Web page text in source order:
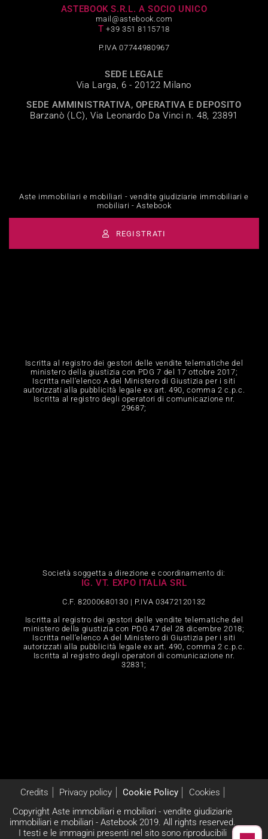
ASTEBOOK S.R.L. A SOCIO UNICO
mail@astebook.com
T +39 351 8115718
P.IVA 07744980967
SEDE LEGALE
Via Larga, 6 - 20122 Milano
SEDE AMMINISTRATIVA, OPERATIVA E DEPOSITO
Barzanò (LC), Via Leonardo Da Vinci n. 48, 23891
Aste immobiliari e mobiliari - vendite giudiziarie immobiliari e
mobiliari - Astebook
REGISTRATI
Iscritta al registro dei gestori delle vendite telematiche del
ministero della giustizia con PDG 7 del 17 ottobre 2017;
Iscritta nell‘elenco A del Ministero di Giustizia per i siti
autorizzati alla pubblicità legale ex art. 490, comma 2 c.p.c.
Iscritta al registro degli operatori di comunicazione nr.
29687;
Società soggetta a direzione e coordinamento di:
IG. VT. EXPO ITALIA SRL
C.F. 82000680130 | P.IVA 03472120132
Iscritta al registro dei gestori delle vendite telematiche del
ministero della giustizia con PDG 47 del 28 dicembre 2018;
Iscritta nell‘elenco A del Ministero di Giustizia per i siti
autorizzati alla pubblicità legale ex art. 490, comma 2 c.p.c.
Iscritta al registro degli operatori di comunicazione nr.
32831;
Credits Privacy policy Cookie Policy
Cookies
Copyright Aste immobiliari e mobiliari - vendite giudiziarie
immobiliari e mobiliari - Astebook 2019. All rights reserved.
I testi e le immagini presenti nel sito sono riproducibili